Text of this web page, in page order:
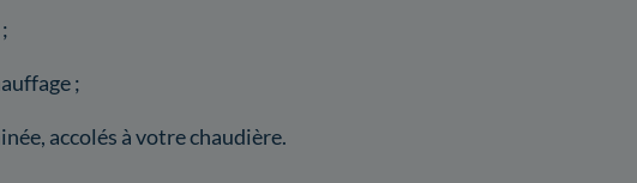
;
accolés à votre chaudière.